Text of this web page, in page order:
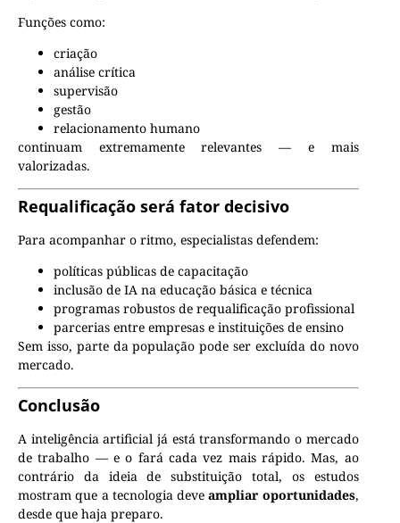
Funções como:
criação
análise crítica
supervisão
gestão
relacionamento humano
continuam extremamente relevantes — e mais
valorizadas.
Requalificação será fator decisivo
Para acompanhar o ritmo, especialistas defendem:
políticas públicas de capacitação
inclusão de IA na educação básica e técnica
programas robustos de requalificação profissional
parcerias entre empresas e instituições de ensino
Sem isso, parte da população pode ser excluída do novo
mercado.
Conclusão
A inteligência artificial já está transformando o mercado
de trabalho — e o fará cada vez mais rápido. Mas, ao
contrário da ideia de substituição total, os estudos
mostram que a tecnologia deveampliar oportunidades,
desde que haja preparo.